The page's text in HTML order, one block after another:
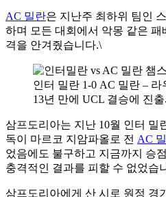
AC 밀란은 지난주 최하위 팀인
하며 모든 대회에서 악몽 같은
격을 안겨줬습니다.\
인터 밀란 1-0 AC 밀란 –
13년 만에 UCL 결승에 진
삼프도리아는 지난 10월 인터 밀
독이 마르코 지암파올로 전 AC
었음에도 불구하고 지금까지 승
충격적인 결과를 피할 수 없었습
삼프도리아에게 산 시로 원정 경